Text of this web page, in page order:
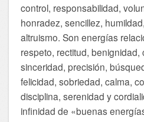
control, responsabilidad,
honradez, sencillez,
altruismo. Son energías
respeto, rectitud,
sinceridad, precisión,
felicidad, sobriedad, calma,
disciplina, serenidad y
infinidad de «buenas